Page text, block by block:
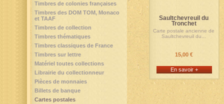
Saultchevreuil du
Tronchet
Carte postale ancienne de
Saultchevreuil du...
15,00 €
En savoir +
Timbres de colonies françaises
Timbres des DOM TOM, Monaco
et TAAF
Timbres de collection
Timbres thématiques
Timbres classiques de France
Timbres sur lettre
Matériel toutes collections
Librairie du collectionneur
Pièces de monnaies
Billets de banque
Cartes postales